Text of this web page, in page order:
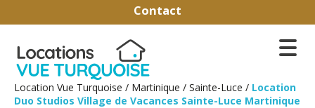
Contact
Location Vue Turquoise / Martinique / Sainte-Luce / Location
Duo Studios Village de Vacances Sainte-Luce Martinique